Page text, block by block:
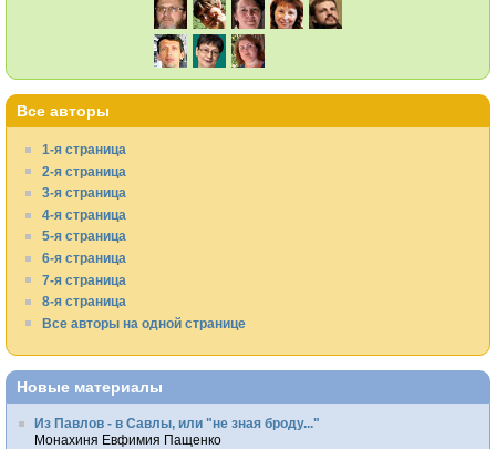
Все авторы
1-я страница
2-я страница
3-я страница
4-я страница
5-я страница
6-я страница
7-я страница
8-я страница
Все авторы на одной странице
Новые материалы
Из Павлов - в Савлы, или "не зная броду..."
Монахиня Евфимия Пащенко